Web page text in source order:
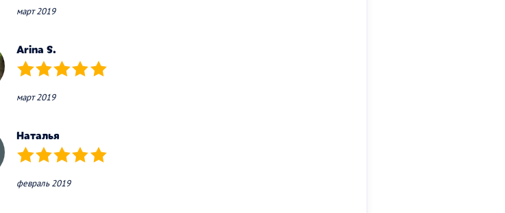
март 2019
Arina S.
(*) (*) (*) (*) (*)
март 2019
Наталья
(*) (*) (*) (*) (*)
февраль 2019